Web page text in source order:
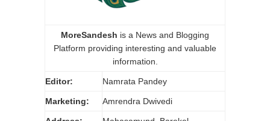
MoreSandesh is a News and Blogging
Platform providing interesting and valuable
information.
Editor: Namrata Pandey
Marketing: Amrendra Dwivedi